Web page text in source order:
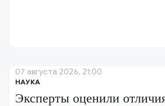
НАУКА
Эксперты оценили
07 августа 2026, 21:00